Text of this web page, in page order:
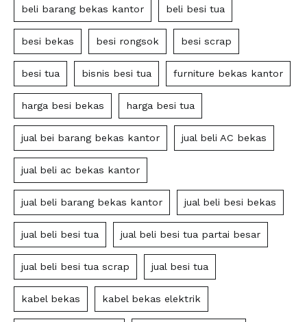
beli barang bekas kantor beli besi tua
besi bekas besi rongsok besi scrap
besi tua bisnis besi tua furniture bekas kantor
harga besi bekas harga besi tua
jual bei barang bekas kantor jual beli AC bekas
jual beli ac bekas kantor
jual beli barang bekas kantor jual beli besi bekas
jual beli besi tua jual beli besi tua partai besar
jual beli besi tua scrap jual besi tua
kabel bekas kabel bekas elektrik